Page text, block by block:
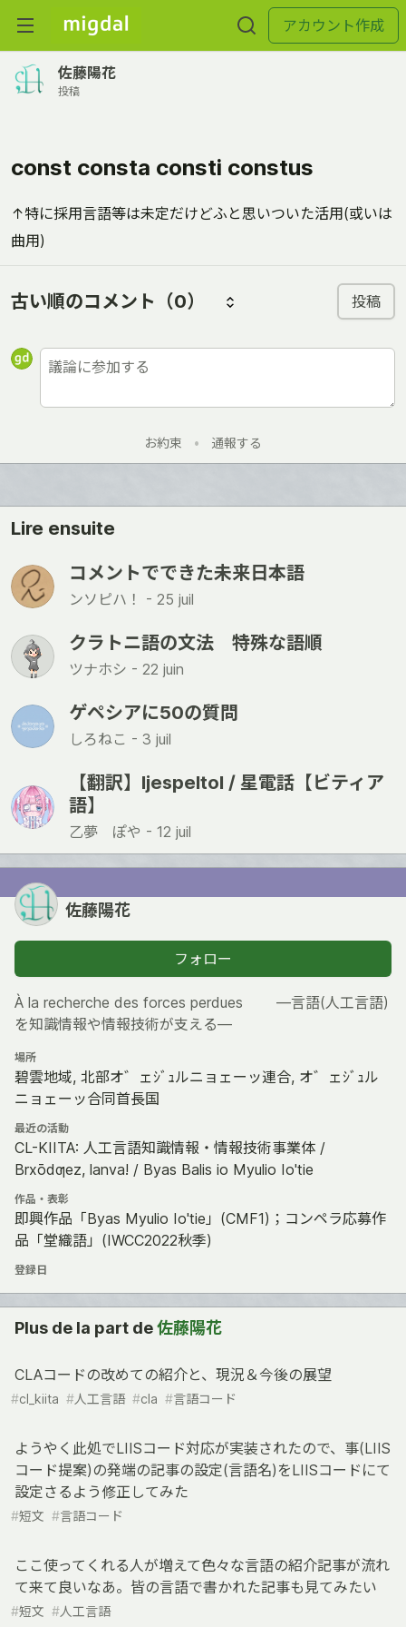
アカウント作成
佐藤陽花
投稿
const consta consti constus
↑特に採用言語等は未定だけどふと思いついた活用(或いは
曲用)
古い順のコメント （0） 投稿
お約束 • 通報する
Lire ensuite
コメントでできた未来日本語
ンソピハ！ - 25 juil
クラトニ語の文法 特殊な語順
ツナホシ - 22 juin
ゲペシアに50の質問
しろねこ - 3 juil
【翻訳】ljespeltol / 星電話【ビティア
語】
乙夢 ぽや - 12 juil
佐藤陽花
フォロー
À la recherche des forces perdues ―言語(人工言語)
を知識情報や情報技術が支える―
場所
碧雲地域, 北部オ゛ェｼﾞｭルニョェーッ連合, オ゛ェｼﾞｭル
ニョェーッ合同首長国
最近の活動
CL-KIITA: 人工言語知識情報・情報技術事業体 /
Brxōdƣez, lanva! / Byas Balis io Myulio Io'tie
作品・表彰
即興作品「Byas Myulio Io'tie」(CMF1)；コンペラ応募作
品「堂織語」(IWCC2022秋季)
登録日
Plus de la part de佐藤陽花
CLAコードの改めての紹介と、現況＆今後の展望
#cl_kiita #人工言語 #cla #言語コード
ようやく此処でLIISコード対応が実装されたので、事(LIIS
コード提案)の発端の記事の設定(言語名)をLIISコードにて
設定さるよう修正してみた
#短文 #言語コード
ここ使ってくれる人が増えて色々な言語の紹介記事が流れ
て来て良いなあ。皆の言語で書かれた記事も見てみたい
#短文 #人工言語